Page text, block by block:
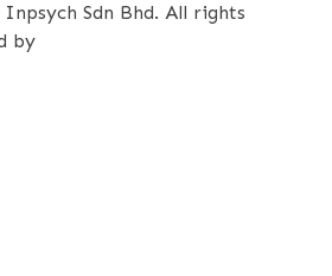
Sdn Bhd. All rights
by